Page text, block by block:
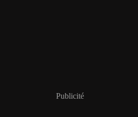
Publicité